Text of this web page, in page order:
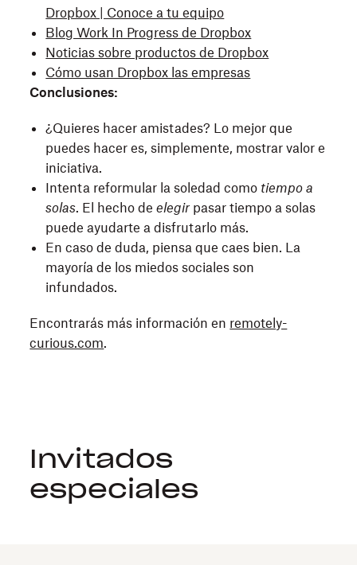
Dropbox | Conoce a tu equipo
Blog Work In Progress de Dropbox
Noticias sobre productos de Dropbox
Cómo usan Dropbox las empresas
Conclusiones:
¿Quieres hacer amistades? Lo mejor que
puedes hacer es, simplemente, mostrar valor e
iniciativa.
Intenta reformular la soledad como tiempo a
solas. El hecho deelegirpasar tiempo a solas
puede ayudarte a disfrutarlo más.
En caso de duda, piensa que caes bien. La
mayoría de los miedos sociales son
infundados.
Encontrarás más información en remotely-
curious.com.
Invitados
especiales